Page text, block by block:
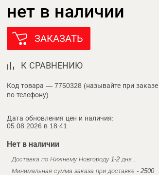
нет в наличии
ЗАКАЗАТЬ
К СРАВНЕНИЮ
Код товара — 7750328 (называйте при заказе
по телефону)
Дата обновления цен и наличия:
05.08.2026 в 18:41
Нет в наличии
Доставка по Нижнему Новгороду 1-2 дня .
Минимальная сумма заказа при доставке - 2500